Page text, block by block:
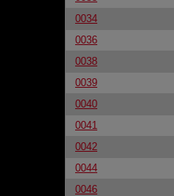
0034
0036
0038
0039
0040
0041
0042
0044
0046